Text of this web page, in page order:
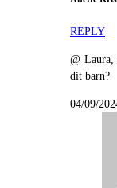
REPLY
@ Laura,
dit barn?
04/09/